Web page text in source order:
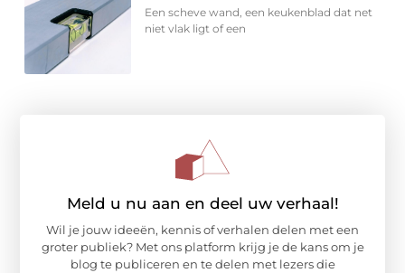
Een scheve wand, een keukenblad dat net
niet vlak ligt of een
Meld u nu aan en deel uw verhaal!
Wil je jouw ideeën, kennis of verhalen delen met een
groter publiek? Met ons platform krijg je de kans om je
blog te publiceren en te delen met lezers die